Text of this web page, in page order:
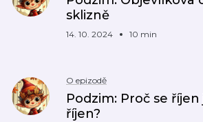
sklizně
14. 10. 2024 10 min
O epizodě
Podzim: Proč se
říjen?